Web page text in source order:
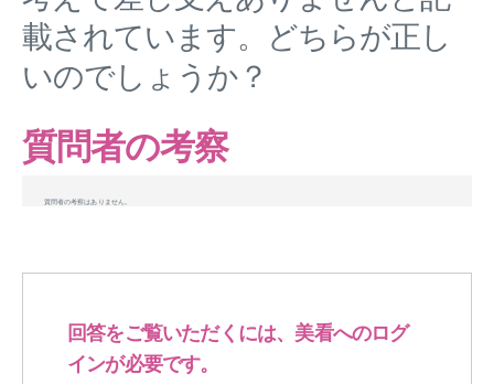
載されています。どちらが正し
いのでしょうか？
質問者の考察
質問者の考察はありません。
回答をご覧いただくには、美看へのログ
インが必要です。